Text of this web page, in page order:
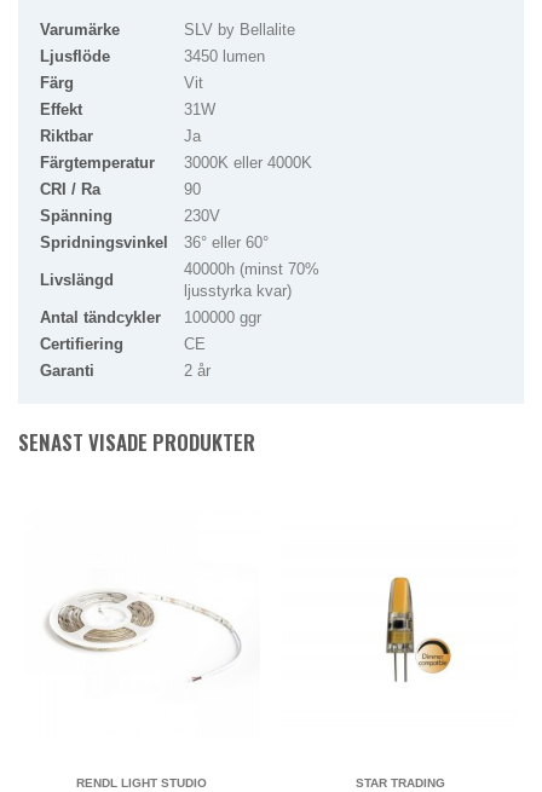
Varumärke
SLV by Bellalite
Ljusflöde
3450 lumen
Färg
Vit
Effekt
31W
Riktbar
Ja
Färgtemperatur
3000K eller 4000K
CRI / Ra
90
Spänning
230V
Spridningsvinkel
36° eller 60°
Livslängd
40000h (minst 70%
ljusstyrka kvar)
Antal tändcykler
100000 ggr
Certifiering
CE
Garanti
2 år
SENAST VISADE PRODUKTER
RENDL LIGHT STUDIO STAR TRADING